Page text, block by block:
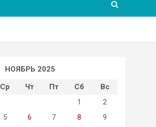
НОЯБРЬ 2025
Ср Чт Пт Сб
Вс
1
2
5 6 7 8
9